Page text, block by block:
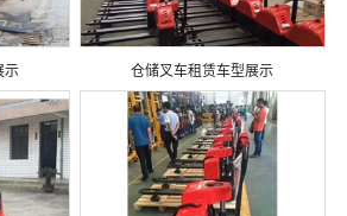
示 仓储叉车租赁车型展示